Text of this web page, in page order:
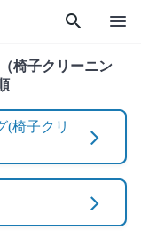
search menu
椅子クリーニン
(椅子クリ